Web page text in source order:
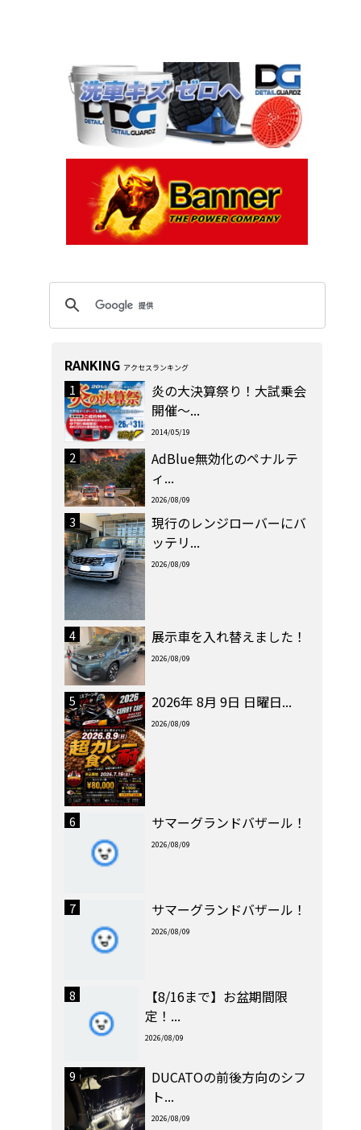
RANKING アクセスランキング
1
炎の大決算祭り！大試乗会
開催～...
2014/05/19
2
AdBlue無効化のペナルテ
ィ...
2026/08/09
3
現行のレンジローバーにバ
ッテリ...
2026/08/09
4 展示車を入れ替えました！
2026/08/09
5 2026年 8月 9日 日曜日...
2026/08/09
6 サマーグランドバザール！
2026/08/09
7 サマーグランドバザール！
2026/08/09
8
【8/16まで】お盆期間限
定！...
2026/08/09
9
DUCATOの前後方向のシフ
ト...
2026/08/09